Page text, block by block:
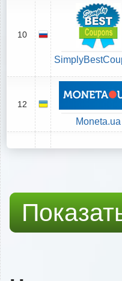
10
12
Moneta.ua